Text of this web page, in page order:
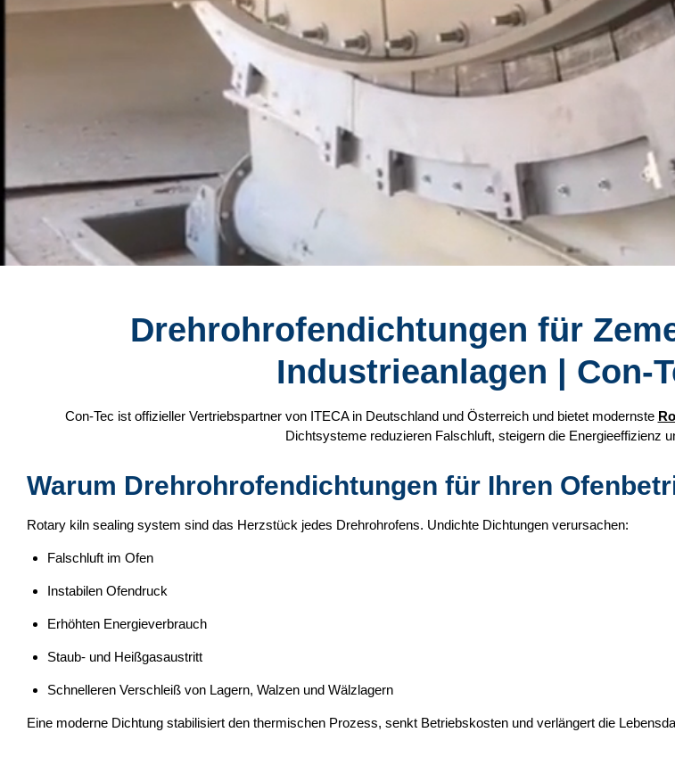
Drehrohrofendichtungen für
Industrieanlagen | Con-
Con-Tec ist offizieller Vertriebspartner von ITECA in Deutschland und Österreich und bietet modernste
Dichtsysteme reduzieren Falschluft, steigern die Energieeffizienz
Warum Drehrohrofendichtungen für Ihren
Rotary kiln sealing system sind das Herzstück jedes Drehrohrofens. Undichte Dichtungen verursachen:
Falschluft im Ofen
Instabilen Ofendruck
Erhöhten Energieverbrauch
Staub- und Heißgasaustritt
Schnelleren Verschleiß von Lagern, Walzen und Wälzlagern
Eine moderne Dichtung stabilisiert den thermischen Prozess, senkt Betriebskosten und verlängert die